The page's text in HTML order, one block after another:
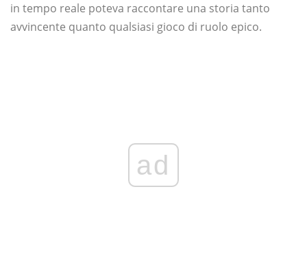
in tempo reale poteva raccontare una storia tanto
avvincente quanto qualsiasi gioco di ruolo epico.
ad